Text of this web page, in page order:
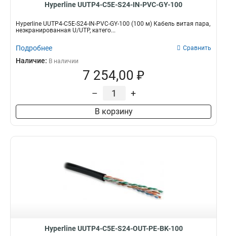
Hyperline UUTP4-C5E-S24-IN-PVC-GY-100
Hyperline UUTP4-C5E-S24-IN-PVC-GY-100 (100 м) Кабель витая пара,
неэкранированная U/UTP, катего...
Подробнее Сравнить
Наличие: В наличии
7 254,00 ₽
– +
В корзину
Hyperline UUTP4-C5E-S24-OUT-PE-BK-100